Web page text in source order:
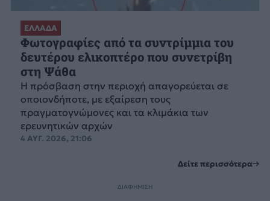
ΕΛΛΑΔΑ
Φωτογραφίες από τα συντρίμμια του
δευτέρου ελικοπτέρο που συνετρίβη
στη Ψάθα
Η πρόσβαση στην περιοχή απαγορεύεται σε
οποιονδήποτε, με εξαίρεση τους
πραγματογνώμονες και τα κλιμάκια των
ερευνητικών αρχών
4 ΑΥΓ. 2026, 21:06
Δείτε περισσότερα
ΔΙΑΦΗΜΙΣΗ